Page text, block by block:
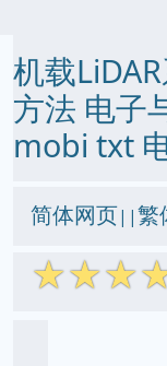
机载
方法 电子
mobi txt
简体网页||繁
☆☆☆